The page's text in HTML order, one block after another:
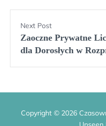
Next Post
Zaoczne Prywatne
dla Dorosłych w
Copyright © 2026